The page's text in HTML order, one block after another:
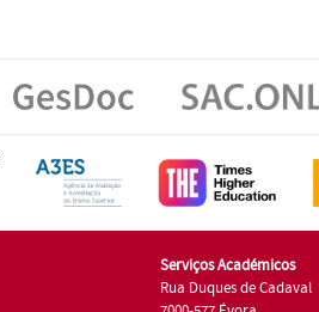
Serviços Académicos
Rua Duques de Cadaval